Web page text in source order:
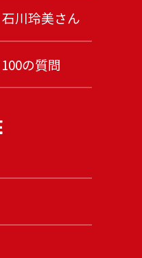
川玲美さん
の質問